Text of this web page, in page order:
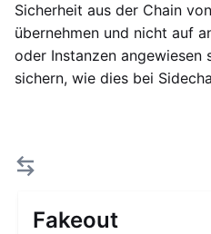
Sicherheit aus der Chain
übernehmen und nicht auf
oder Instanzen angewiesen
sichern, wie dies bei
Fakeout